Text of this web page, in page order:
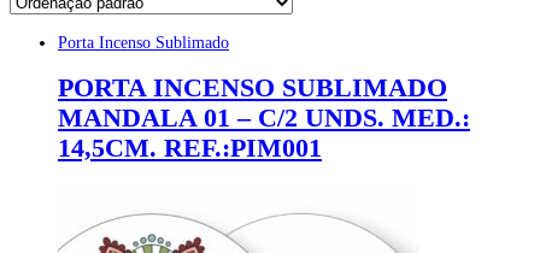
Porta Incenso Sublimado
PORTA INCENSO SUBLIMADO
MANDALA 01 – C/2 UNDS. MED.:
14,5CM. REF.:PIM001